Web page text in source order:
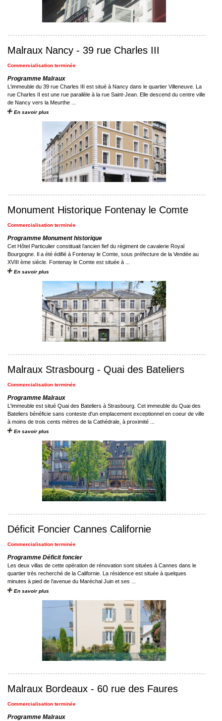
Malraux Nancy - 39 rue Charles III
Commercialisation terminée
Programme Malraux
L'immeuble du 39 rue Charles III est situé à Nancy dans le quartier Villeneuve. La
rue Charles II est une rue parallèle à la rue Saint-Jean. Elle descend du centre ville
de Nancy vers la Meurthe ...
En savoir plus
Monument Historique Fontenay le Comte
Commercialisation terminée
Programme Monument historique
Cet Hôtel Particulier constituait l’ancien fief du régiment de cavalerie Royal
Bourgogne. Il a été édifié à Fontenay le Comte, sous préfecture de la Vendée au
XVIII ème siècle. Fontenay le Comte est située à ...
En savoir plus
Malraux Strasbourg - Quai des Bateliers
Commercialisation terminée
Programme Malraux
L'immeuble est situé Quai des Bateliers à Strasbourg. Cet immeuble du Quai des
Bateliers bénéficie sans conteste d'un emplacement exceptionnel en coeur de ville
à moins de trois cents mètres de la Cathédrale, à proximité ...
En savoir plus
Déficit Foncier Cannes Californie
Commercialisation terminée
Programme Déficit foncier
Les deux villas de cette opération de rénovation sont situées à Cannes dans le
quartier très recherché de la Californie. La résidence est située à quelques
minutes à pied de l'avenue du Maréchal Juin et ses ...
En savoir plus
Malraux Bordeaux - 60 rue des Faures
Commercialisation terminée
Programme Malraux